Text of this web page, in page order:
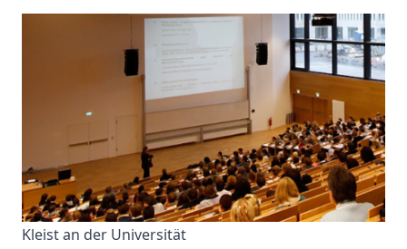
Kleist an der Universität